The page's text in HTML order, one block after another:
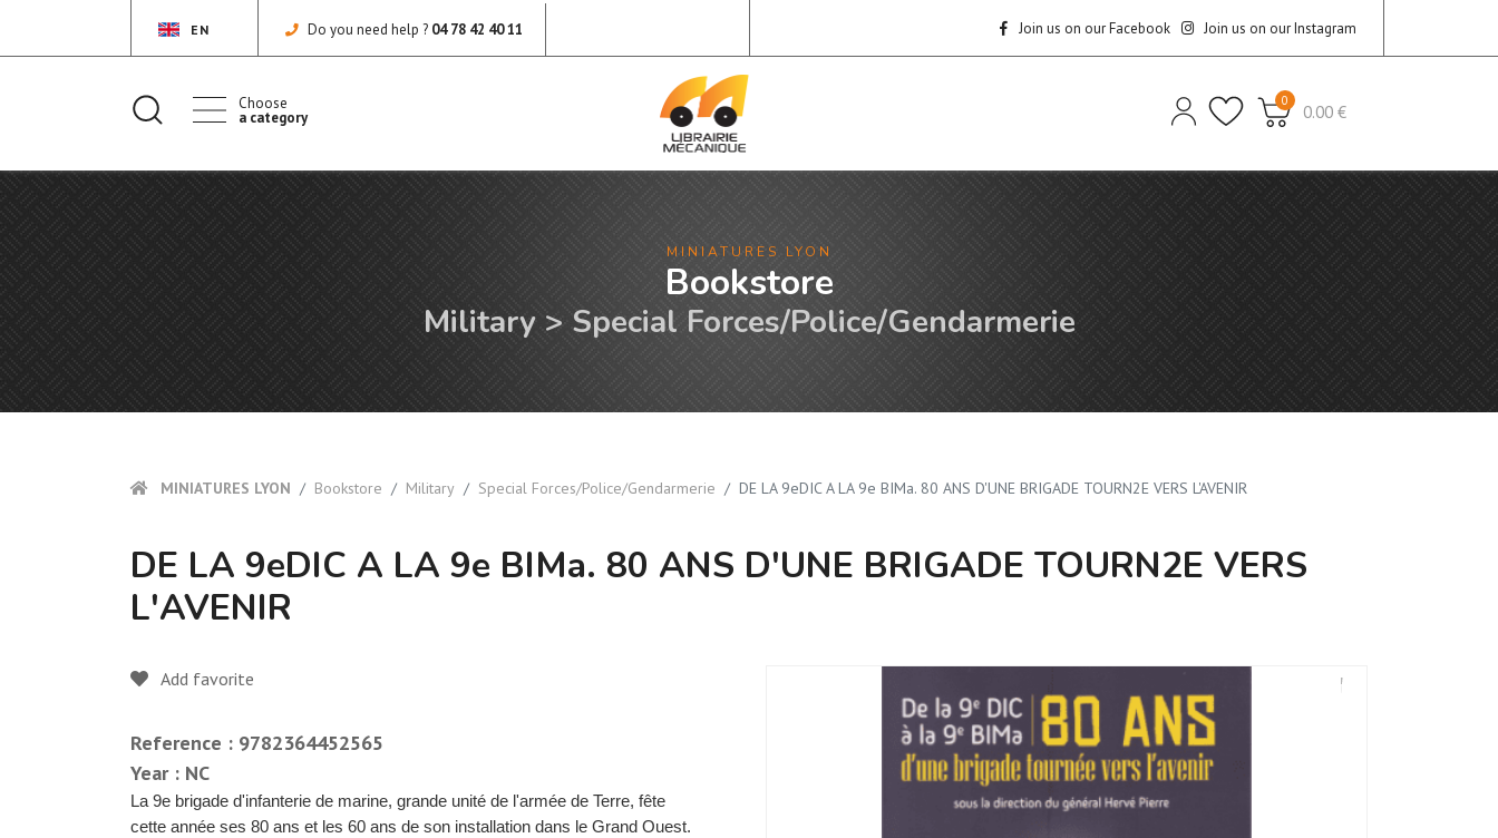
EN Do you need help ? 04 78 42 40 11 Join us on our Facebook Join us on our Instagram
Choose
a category
0
0.00 €
MINIATURES LYON
Bookstore
Military > Special Forces/Police/Gendarmerie
MINIATURES LYON Bookstore Military Special Forces/Police/Gendarmerie DE LA 9eDIC A LA 9e BIMa. 80 ANS D'UNE BRIGADE TOURN2E VERS L'AVENIR
DE LA 9eDIC A LA 9e BIMa. 80 ANS D'UNE BRIGADE TOURN2E VERS
L'AVENIR
Add favorite
Reference : 9782364452565
Year : NC
La 9e brigade d'infanterie de marine, grande unité de l'armée de Terre, fête
cette année ses 80 ans et les 60 ans de son installation dans le Grand Ouest.